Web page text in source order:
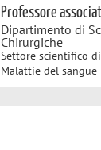
Professore
Dipartimento di
Chirurgiche
Settore scientifico
Malattie del sangue